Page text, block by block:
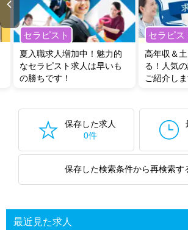
セラピスト
夏入職求人増加中！魅力的
なセラピスト求人は早いも
の勝ちです！
セラピス
高年収＆
る！人気
ご紹介しま
保存した求人
0件
保存した検索条件から再検索す
最近見た求人